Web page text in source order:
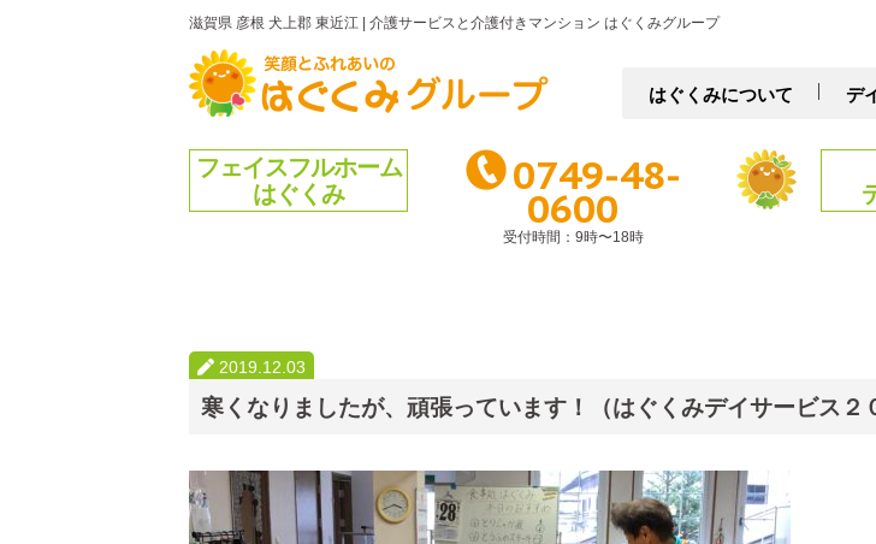
滋賀県 彦根 犬上郡 東近江 介護サービスと介護付きマンション はぐくみグループ
はぐくみについて デ
フェイスフルホーム
はぐくみ
0749-48-
0600
受付時間：9時〜18時
2019.12.03
寒くなりましたが、頑張っています！（はぐくみデイサービス２